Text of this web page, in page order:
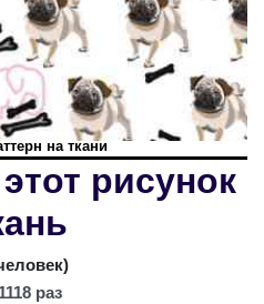
на ткани
рисунок
)
раз